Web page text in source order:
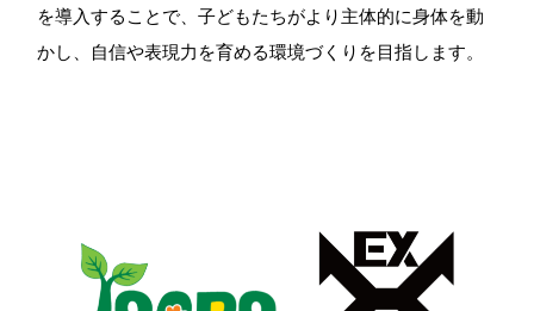
を導入することで、子どもたちがより主体的に身体を動
かし、自信や表現力を育める環境づくりを目指します。